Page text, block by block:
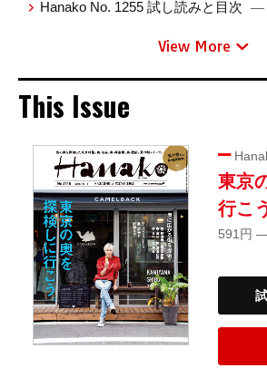
Hanako No. 1255 試し読みと目次 —
View More
This Issue
東京
行こ
591円